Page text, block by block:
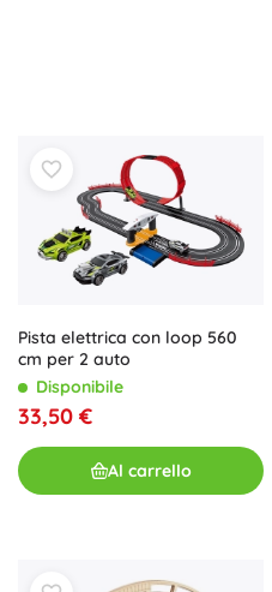
Pista elettrica con loop 560
cm per 2 auto
Disponibile
33,50 €
Al carrello